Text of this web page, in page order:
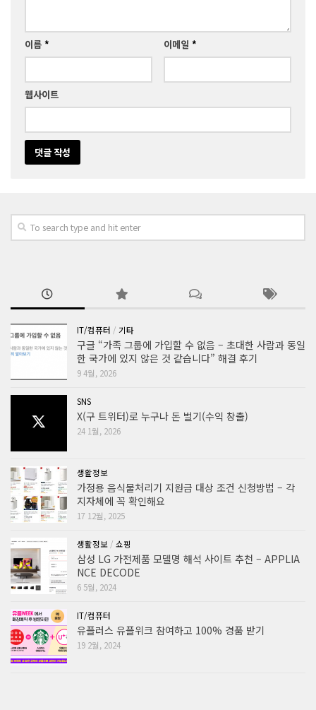
이름 * 이메일 *
웹사이트
IT/컴퓨터 / 기타
구글 “가족 그룹에 가입할 수 없음 – 초대한 사람과 동일
한 국가에 있지 않은 것 같습니다” 해결 후기
9 4월, 2026
SNS
X(구 트위터)로 누구나 돈 벌기(수익 창출)
24 1월, 2026
생활정보
가정용 음식물처리기 지원금 대상 조건 신청방법 – 각
지자체에 꼭 확인해요
17 12월, 2025
생활정보/ 쇼핑
삼성 LG 가전제품 모델명 해석 사이트 추천 – APPLIA
NCE DECODE
6 5월, 2024
IT/컴퓨터
유플러스 유플위크 참여하고 100% 경품 받기
19 2월, 2024